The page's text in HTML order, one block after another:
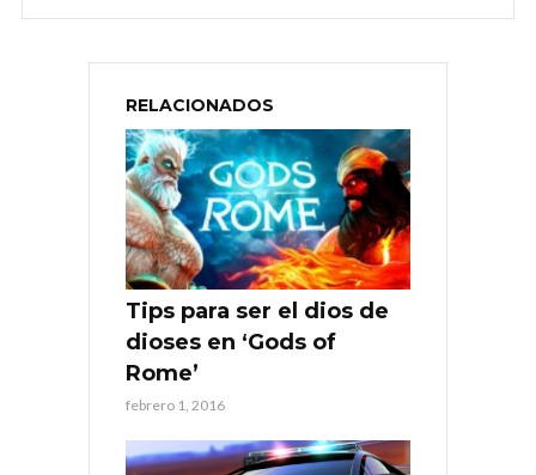
RELACIONADOS
Tips para ser el dios de
dioses en ‘Gods of
Rome’
febrero 1, 2016